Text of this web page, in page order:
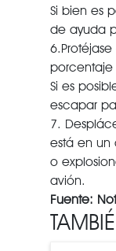
Si bien es
de ayuda
porcentaje
Si es
escapar
7.
está en un
o
avión.
Fuente: